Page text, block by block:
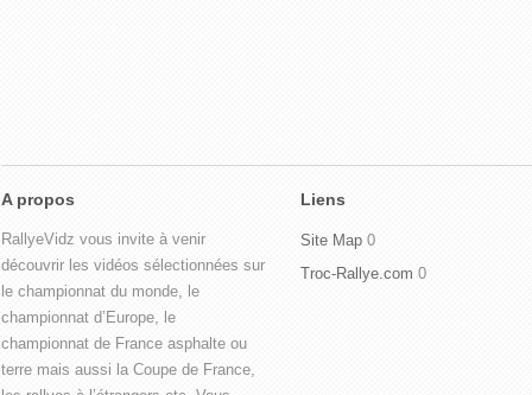
A propos
RallyeVidz vous invite à venir
découvrir les vidéos sélectionnées sur
le championnat du monde, le
championnat d’Europe, le
championnat de France asphalte ou
terre mais aussi la Coupe de France,
Liens
Site Map 0
Troc-Rallye.com 0